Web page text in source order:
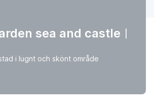
sea and castle
i lugnt och skönt område